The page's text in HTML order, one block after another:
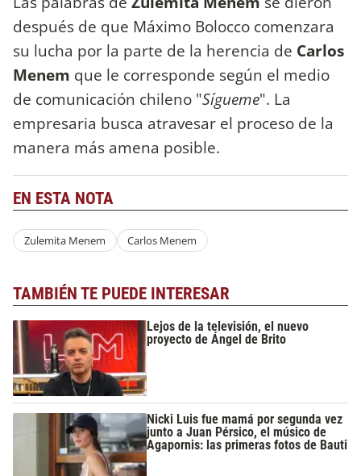
después de que Máximo Bolocco comenzara
su lucha por la parte de la herencia de Carlos
Menem que le corresponde según el medio
de comunicación chileno "Sígueme". La
empresaria busca atravesar el proceso de la
manera más amena posible.
EN ESTA NOTA
Zulemita Menem Carlos Menem
TAMBIÉN TE PUEDE INTERESAR
Lejos de la televisión, el nuevo
proyecto de Ángel de Brito
Nicki Luis fue mamá por segunda vez
junto a Juan Pérsico, el músico de
Agapornis: las primeras fotos de Bauti